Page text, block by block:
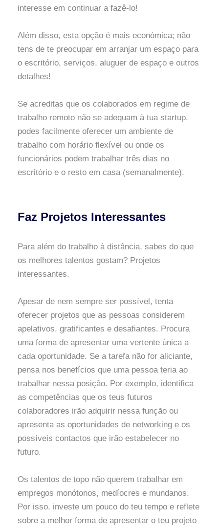
interesse em continuar a fazê-lo!
Além disso, esta opção é mais económica; não
tens de te preocupar em arranjar um espaço para
o escritório, serviços, aluguer de espaço e outros
detalhes!
Se acreditas que os colaborados em regime de
trabalho remoto não se adequam à tua startup,
podes facilmente oferecer um ambiente de
trabalho com horário flexível ou onde os
funcionários podem trabalhar três dias no
escritório e o resto em casa (semanalmente).
Faz Projetos Interessantes
Para além do trabalho à distância, sabes do que
os melhores talentos gostam? Projetos
interessantes.
Apesar de nem sempre ser possível, tenta
oferecer projetos que as pessoas considerem
apelativos, gratificantes e desafiantes. Procura
uma forma de apresentar uma vertente única a
cada oportunidade. Se a tarefa não for aliciante,
pensa nos benefícios que uma pessoa teria ao
trabalhar nessa posição. Por exemplo, identifica
as competências que os teus futuros
colaboradores irão adquirir nessa função ou
apresenta as oportunidades de networking e os
possíveis contactos que irão estabelecer no
futuro.
Os talentos de topo não querem trabalhar em
empregos monótonos, medíocres e mundanos.
Por isso, investe um pouco do teu tempo e reflete
sobre a melhor forma de apresentar o teu projeto